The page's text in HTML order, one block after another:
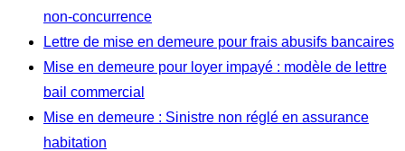
non-concurrence
Lettre de mise en demeure pour frais abusifs bancaires
Mise en demeure pour loyer impayé : modèle de lettre
bail commercial
Mise en demeure : Sinistre non réglé en assurance
habitation